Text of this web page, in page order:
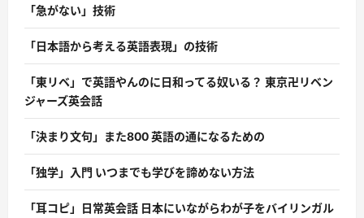
「急がない」技術
「日本語から考える英語表現」の技術
「東リベ」で英語やんのに日和ってる奴いる？ 東京卍リベン
ジャーズ英会話
「決まり文句」また800 英語の通になるための
「独学」入門 いつまでも学びを諦めない方法
「耳コピ」日常英会話 日本にいながらわが子をバイリンガル